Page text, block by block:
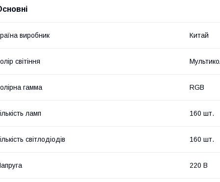
виробник Китай
світіння
гамма RGB
ламп 160 шт.
світлодіодів 160 шт.
220 В